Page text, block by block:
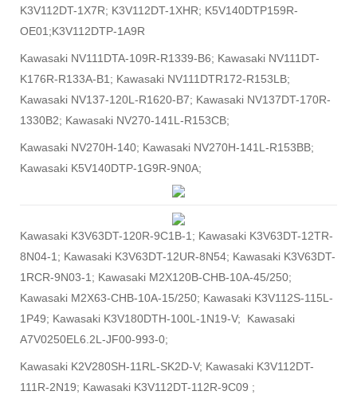
K3V112DT-1X7R; K3V112DT-1XHR; K5V140DTP159R-
OE01;K3V112DTP-1A9R
Kawasaki NV111DTA-109R-R1339-B6; Kawasaki NV111DT-
K176R-R133A-B1; Kawasaki NV111DTR172-R153LB;
Kawasaki NV137-120L-R1620-B7; Kawasaki NV137DT-170R-
1330B2; Kawasaki NV270-141L-R153CB;
Kawasaki NV270H-140; Kawasaki NV270H-141L-R153BB;
Kawasaki K5V140DTP-1G9R-9N0A;
Kawasaki K3V63DT-120R-9C1B-1; Kawasaki K3V63DT-12TR-
8N04-1; Kawasaki K3V63DT-12UR-8N54; Kawasaki K3V63DT-
1RCR-9N03-1; Kawasaki M2X120B-CHB-10A-45/250;
Kawasaki M2X63-CHB-10A-15/250; Kawasaki K3V112S-115L-
1P49; Kawasaki K3V180DTH-100L-1N19-V; Kawasaki
A7V0250EL6.2L-JF00-993-0;
Kawasaki K2V280SH-11RL-SK2D-V; Kawasaki K3V112DT-
111R-2N19; Kawasaki K3V112DT-112R-9C09 ;